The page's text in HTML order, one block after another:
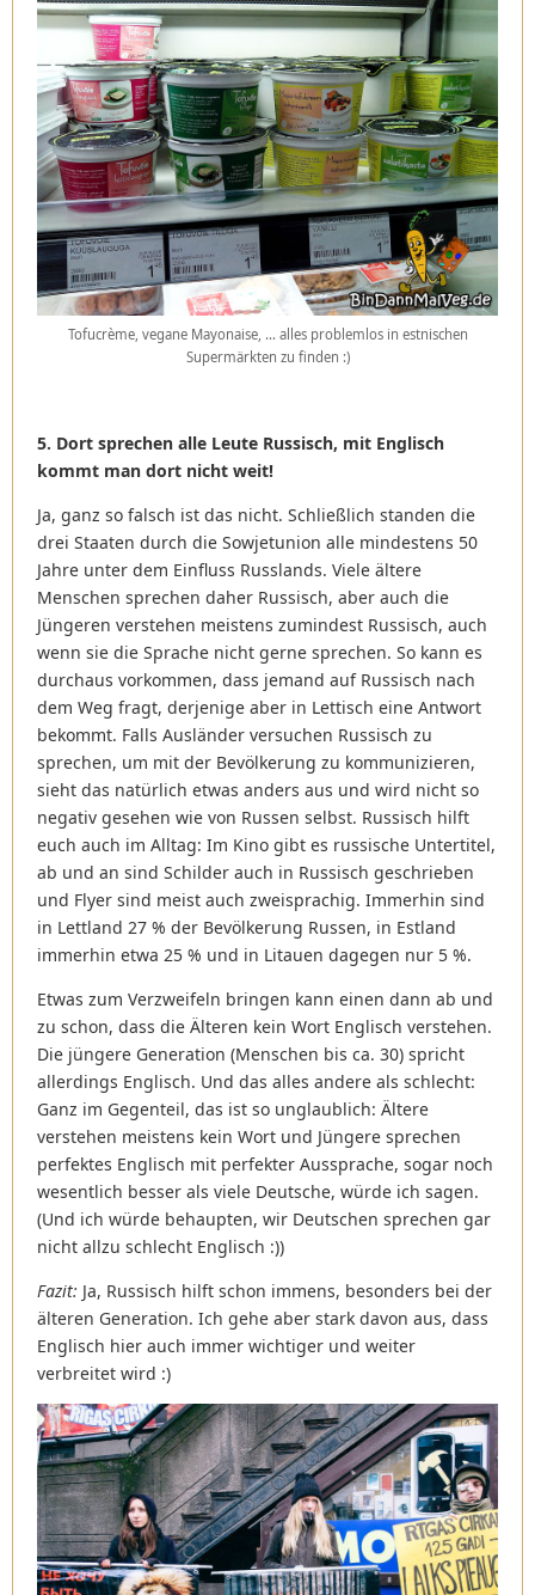
Tofucrème, vegane Mayonaise, … alles problemlos in estnischen
Supermärkten zu finden :)
5. Dort sprechen alle Leute Russisch, mit Englisch
kommt man dort nicht weit!
Ja, ganz so falsch ist das nicht. Schließlich standen die
drei Staaten durch die Sowjetunion alle mindestens 50
Jahre unter dem Einfluss Russlands. Viele ältere
Menschen sprechen daher Russisch, aber auch die
Jüngeren verstehen meistens zumindest Russisch, auch
wenn sie die Sprache nicht gerne sprechen. So kann es
durchaus vorkommen, dass jemand auf Russisch nach
dem Weg fragt, derjenige aber in Lettisch eine Antwort
bekommt. Falls Ausländer versuchen Russisch zu
sprechen, um mit der Bevölkerung zu kommunizieren,
sieht das natürlich etwas anders aus und wird nicht so
negativ gesehen wie von Russen selbst. Russisch hilft
euch auch im Alltag: Im Kino gibt es russische Untertitel,
ab und an sind Schilder auch in Russisch geschrieben
und Flyer sind meist auch zweisprachig. Immerhin sind
in Lettland 27 % der Bevölkerung Russen, in Estland
immerhin etwa 25 % und in Litauen dagegen nur 5 %.
Etwas zum Verzweifeln bringen kann einen dann ab und
zu schon, dass die Älteren kein Wort Englisch verstehen.
Die jüngere Generation (Menschen bis ca. 30) spricht
allerdings Englisch. Und das alles andere als schlecht:
Ganz im Gegenteil, das ist so unglaublich: Ältere
verstehen meistens kein Wort und Jüngere sprechen
perfektes Englisch mit perfekter Aussprache, sogar noch
wesentlich besser als viele Deutsche, würde ich sagen.
(Und ich würde behaupten, wir Deutschen sprechen gar
nicht allzu schlecht Englisch :))
Fazit: Ja, Russisch hilft schon immens, besonders bei der
älteren Generation. Ich gehe aber stark davon aus, dass
Englisch hier auch immer wichtiger und weiter
verbreitet wird :)